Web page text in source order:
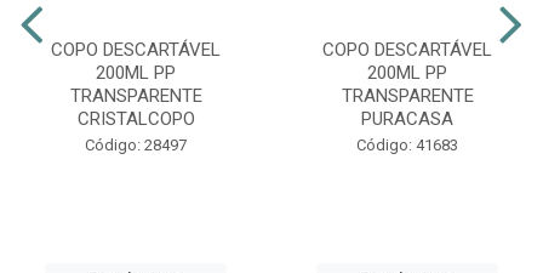
COPO DESCARTÁVEL
200ML PP
TRANSPARENTE
CRISTALCOPO
Código: 28497
COPO DESCARTÁVEL
200ML PP
TRANSPARENTE
PURACASA
Código: 41683